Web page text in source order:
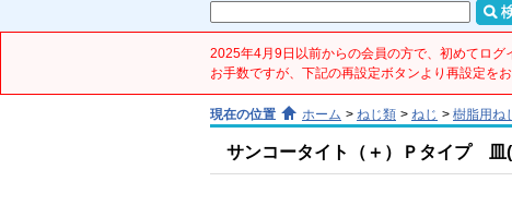
2025年4月9日以前からの会員の方で、初めてログ
お手数ですが、下記の再設定ボタンより再設定をお
現在の位置 ホーム > ねじ類 > ねじ > 樹脂用ね
サンコータイト（＋）Ｐタイプ 皿(